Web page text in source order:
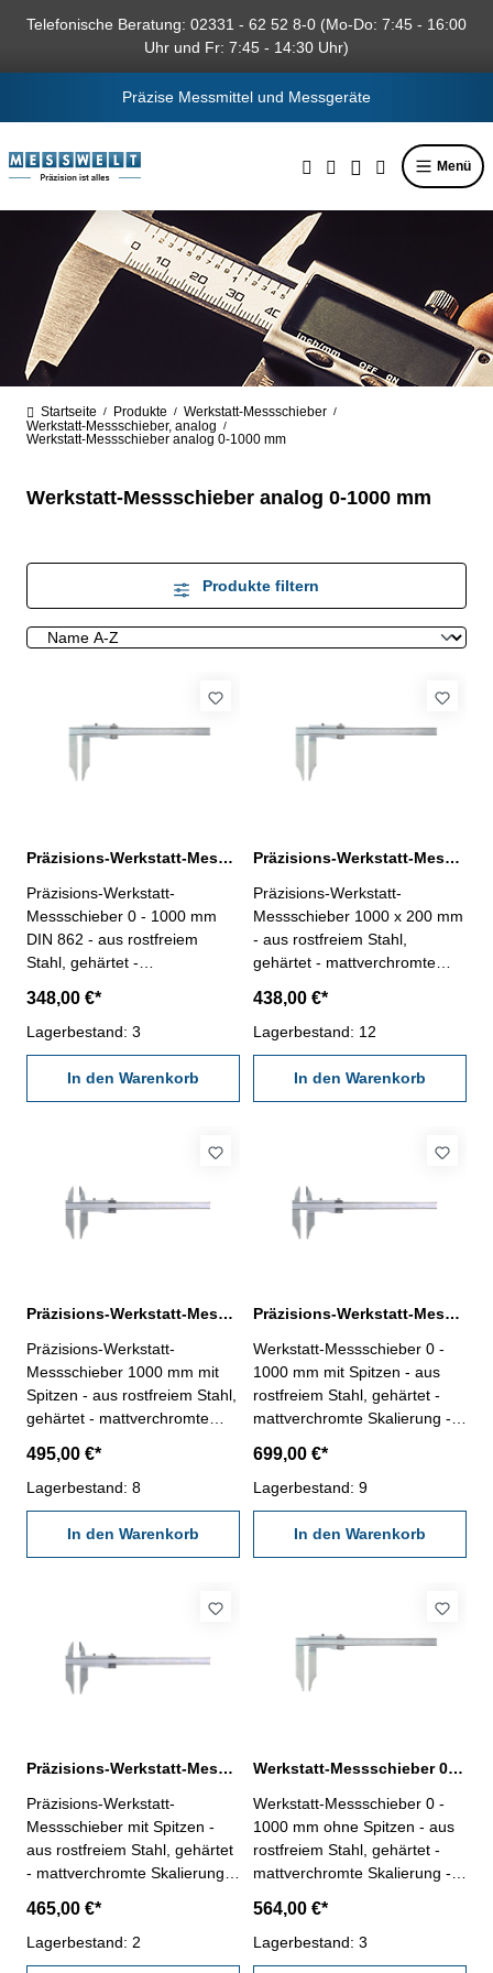
springen
Telefonische Beratung: 02331 - 62 52 8-0 (Mo-Do: 7:45 - 16:00
Uhr und Fr: 7:45 - 14:30 Uhr)
Präzise Messmittel und Messgeräte
Menü
Startseite / Produkte / Werkstatt-Messschieber /
Werkstatt-Messschieber, analog /
Werkstatt-Messschieber analog 0-1000 mm
Werkstatt-Messschieber analog 0-1000 mm
Produkte filtern
Präzisions-Werkstatt-Messschieber 0 - 1000 mm ohne Spitzen DIN 862
Präzisions-Werkstatt-
Messschieber 0 - 1000 mm
DIN 862 - aus rostfreiem
Stahl, gehärtet -
Schieber aus einem Stück,
MONOBLOCK! - für Außen-
Innen- und Stufenmessung -
mit Feineinstellung -
Genauigkeit nach DIN 862 -
Lieferung im Behältnis/Kasten
Schnabellänge 150 mm
Messbereich 1000 mm / 40"
348,00 €*
Lagerbestand: 3
In den Warenkorb
Präzisions-Werkstatt-Messschieber 1000 x 200 mm DIN 862
Präzisions-Werkstatt-
Messschieber 1000 x 200 mm
- aus rostfreiem Stahl,
gehärtet - mattverchromte
einem Stück, MONOBLOCK! -
für Außen- Innen- und
Stufenmessung - mit
Feineinstellung - Genauigkeit
nach DIN 862 - Ablesung 0,05
Behältnis/Kasten (dient nur
Schnabellänge 200 mm
Messbereich 1000 mm / 40"
438,00 €*
Lagerbestand: 12
In den Warenkorb
Präzisions-Werkstatt-Messschieber 1000 x 200 mm mit Spitzen DIN 862
Präzisions-Werkstatt-
Messschieber 1000 mm mit
Spitzen - aus rostfreiem Stahl,
gehärtet - mattverchromte
einem Stück, MONOBLOCK! -
für Außen- Innen- und
Stufenmessung - mit
Feineinstellung - Genauigkeit
nach DIN 862 - Ablesung 0,05
Behältnis/Kasten (dient nur
Schnabellänge 200 mm
Messbereich 1000 mm / 40"
495,00 €*
Lagerbestand: 8
In den Warenkorb
Präzisions-Werkstatt-Messschieber 1000 x 300 mm mit Spitzen Werksnorm
Werkstatt-Messschieber 0 -
1000 mm mit Spitzen - aus
rostfreiem Stahl, gehärtet -
mattverchromte Skalierung -
MONOBLOCK! - für Außen-
Innen- und Stufenmessung -
mit Feineinstellung -
Genauigkeit nach Werksnorm
- Ablesung 0,05 mm / 1/128" -
(dient nur zum Transport!)
Messbereich 1000 mm / 40"
699,00 €*
Lagerbestand: 9
In den Warenkorb
Präzisions-Werkstatt-Messschieber, 1000 x 150 mm, mit Spitzen, DIN 862
Präzisions-Werkstatt-
Messschieber mit Spitzen -
aus rostfreiem Stahl, gehärtet
- mattverchromte Skalierung -
MONOBLOCK! - für Außen-
Innen- und Stufenmessung -
mit Feineinstellung -
465,00 €*
Lagerbestand: 2
Werkstatt-Messschieber 0 - 1000 mm analog ohne Spitzen
Werkstatt-Messschieber 0 -
1000 mm ohne Spitzen - aus
rostfreiem Stahl, gehärtet -
mattverchromte Skalierung -
MONOBLOCK! - für Außen-
Innen- und Stufenmessung -
mit Feineinstellung -
564,00 €*
Lagerbestand: 3